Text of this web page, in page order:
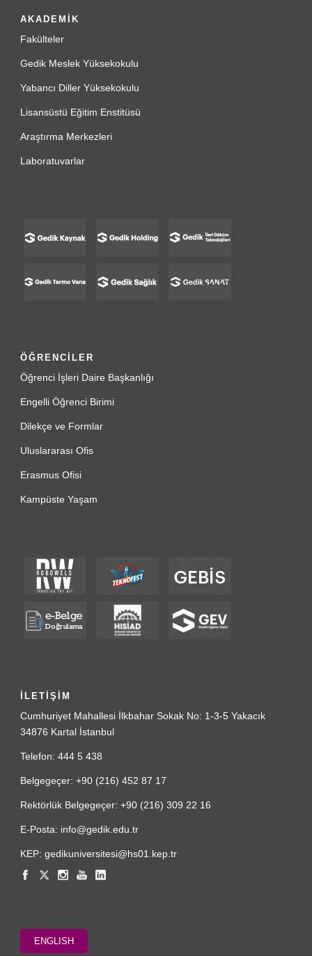
AKADEMİK
Fakülteler
Gedik Meslek Yüksekokulu
Yabancı Diller Yüksekokulu
Lisansüstü Eğitim Enstitüsü
Araştırma Merkezleri
Laboratuvarlar
ÖĞRENCİLER
Öğrenci İşleri Daire Başkanlığı
Engelli Öğrenci Birimi
Dilekçe ve Formlar
Uluslararası Ofis
Erasmus Ofisi
Kampüste Yaşam
İLETİŞİM
Cumhuriyet Mahallesi İlkbahar Sokak No: 1-3-5 Yakacık
34876 Kartal İstanbul
Telefon: 444 5 438
Belgegeçer: +90 (216) 452 87 17
Rektörlük Belgegeçer: +90 (216) 309 22 16
E-Posta: info@gedik.edu.tr
KEP: gedikuniversitesi@hs01.kep.tr
ENGLISH